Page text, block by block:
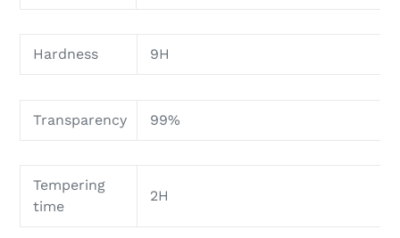
Hardness 9H
Transparency 99%
Tempering
time
2H